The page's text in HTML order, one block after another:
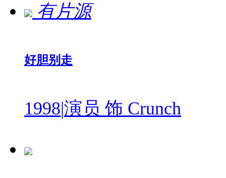
有片源
好胆别走
1998|演员 饰 Crunch